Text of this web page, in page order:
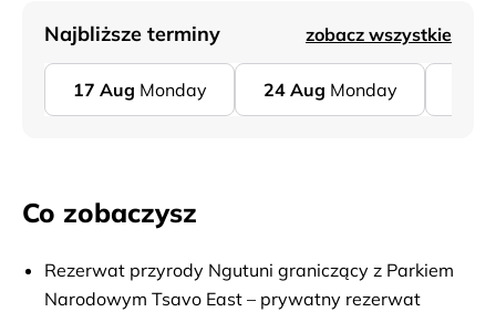
Najbliższe terminy zobacz wszystkie
17 Aug Monday 24 Aug Monday
Co zobaczysz
Rezerwat przyrody Ngutuni graniczący z Parkiem
Narodowym Tsavo East – prywatny rezerwat